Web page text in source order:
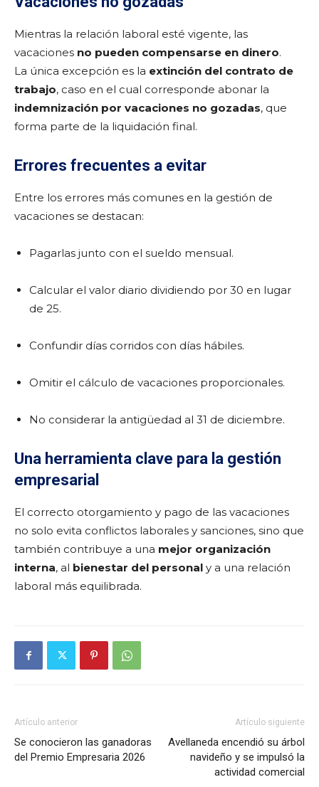
Mientras la relación laboral esté vigente, las
vacaciones no pueden compensarse en dinero.
La única excepción es la extinción del contrato de
trabajo, caso en el cual corresponde abonar la
indemnización por vacaciones no gozadas, que
forma parte de la liquidación final.
Errores frecuentes a evitar
Entre los errores más comunes en la gestión de
vacaciones se destacan:
Pagarlas junto con el sueldo mensual.
Calcular el valor diario dividiendo por 30 en lugar
de 25.
Confundir días corridos con días hábiles.
Omitir el cálculo de vacaciones proporcionales.
No considerar la antigüedad al 31 de diciembre.
Una herramienta clave para la gestión
empresarial
El correcto otorgamiento y pago de las vacaciones
no solo evita conflictos laborales y sanciones, sino que
también contribuye a una mejor organización
interna, al bienestar del personal y a una relación
laboral más equilibrada.
Artículo anterior
Se conocieron las ganadoras
del Premio Empresaria 2026
Artículo siguiente
Avellaneda encendió su árbol
navideño y se impulsó la
actividad comercial